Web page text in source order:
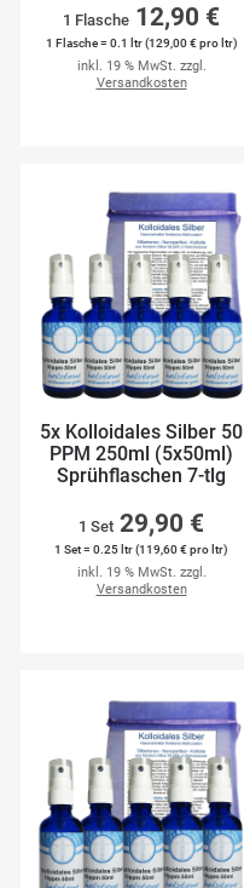
1 Flasche 12,90 €
1 Flasche = 0.1 ltr (129,00 € pro ltr)
inkl. 19 % MwSt. zzgl.
Versandkosten
5x Kolloidales Silber 50
PPM 250ml (5x50ml)
Sprühflaschen 7-tlg
1 Set 29,90 €
1 Set = 0.25 ltr (119,60 € pro ltr)
inkl. 19 % MwSt. zzgl.
Versandkosten